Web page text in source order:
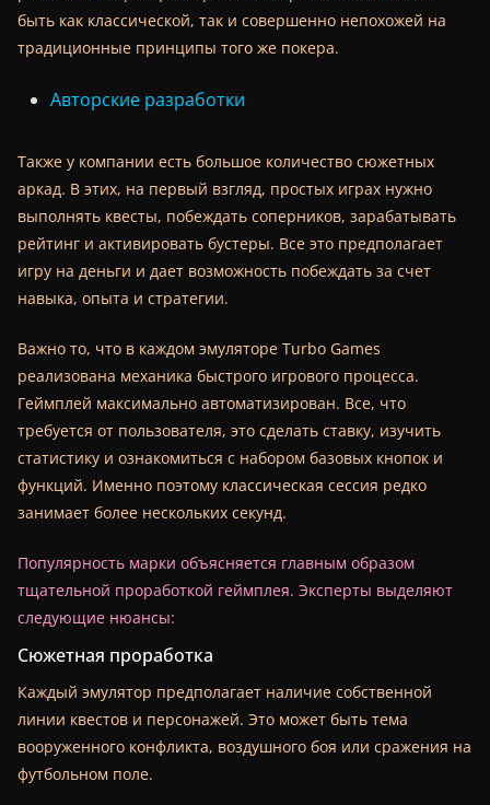
быть как классической, так и совершенно непохожей на
традиционные принципы того же покера.
Авторские разработки
Также у компании есть большое количество сюжетных
аркад. В этих, на первый взгляд, простых играх нужно
выполнять квесты, побеждать соперников, зарабатывать
рейтинг и активировать бустеры. Все это предполагает
игру на деньги и дает возможность побеждать за счет
навыка, опыта и стратегии.
Важно то, что в каждом эмуляторе Turbo Games
реализована механика быстрого игрового процесса.
Геймплей максимально автоматизирован. Все, что
требуется от пользователя, это сделать ставку, изучить
статистику и ознакомиться с набором базовых кнопок и
функций. Именно поэтому классическая сессия редко
занимает более нескольких секунд.
Популярность марки объясняется главным образом
тщательной проработкой геймплея. Эксперты выделяют
следующие нюансы:
Сюжетная проработка
Каждый эмулятор предполагает наличие собственной
линии квестов и персонажей. Это может быть тема
вооруженного конфликта, воздушного боя или сражения на
футбольном поле.